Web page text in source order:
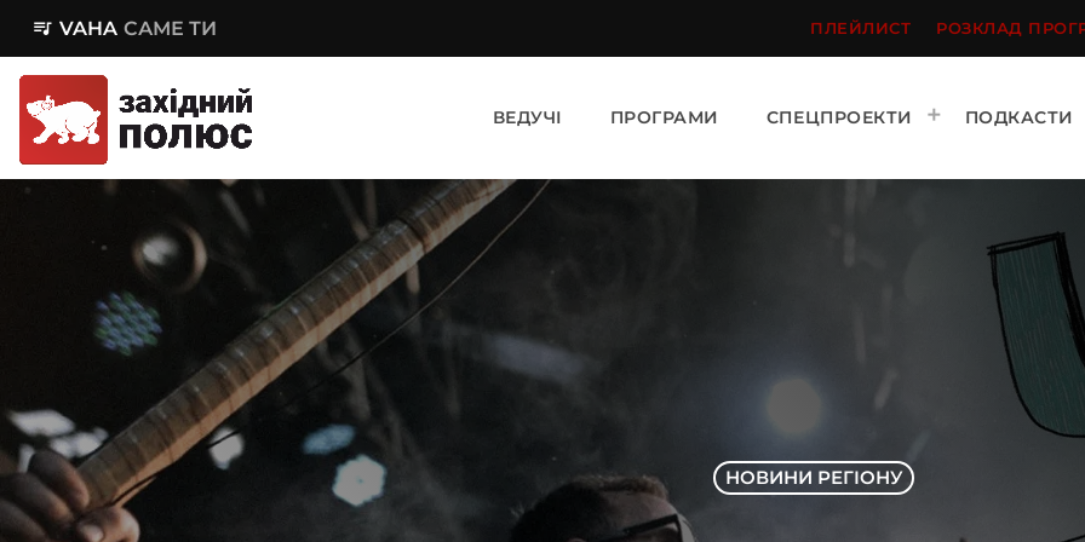
queue_music VAHA САМЕ ТИ ПЛЕЙЛИСТ РОЗКЛАД
ВЕДУЧІ ПРОГРАМИ СПЕЦПРОЕКТИ ПОДКАСТИ
НОВИНИ РЕГІОНУ